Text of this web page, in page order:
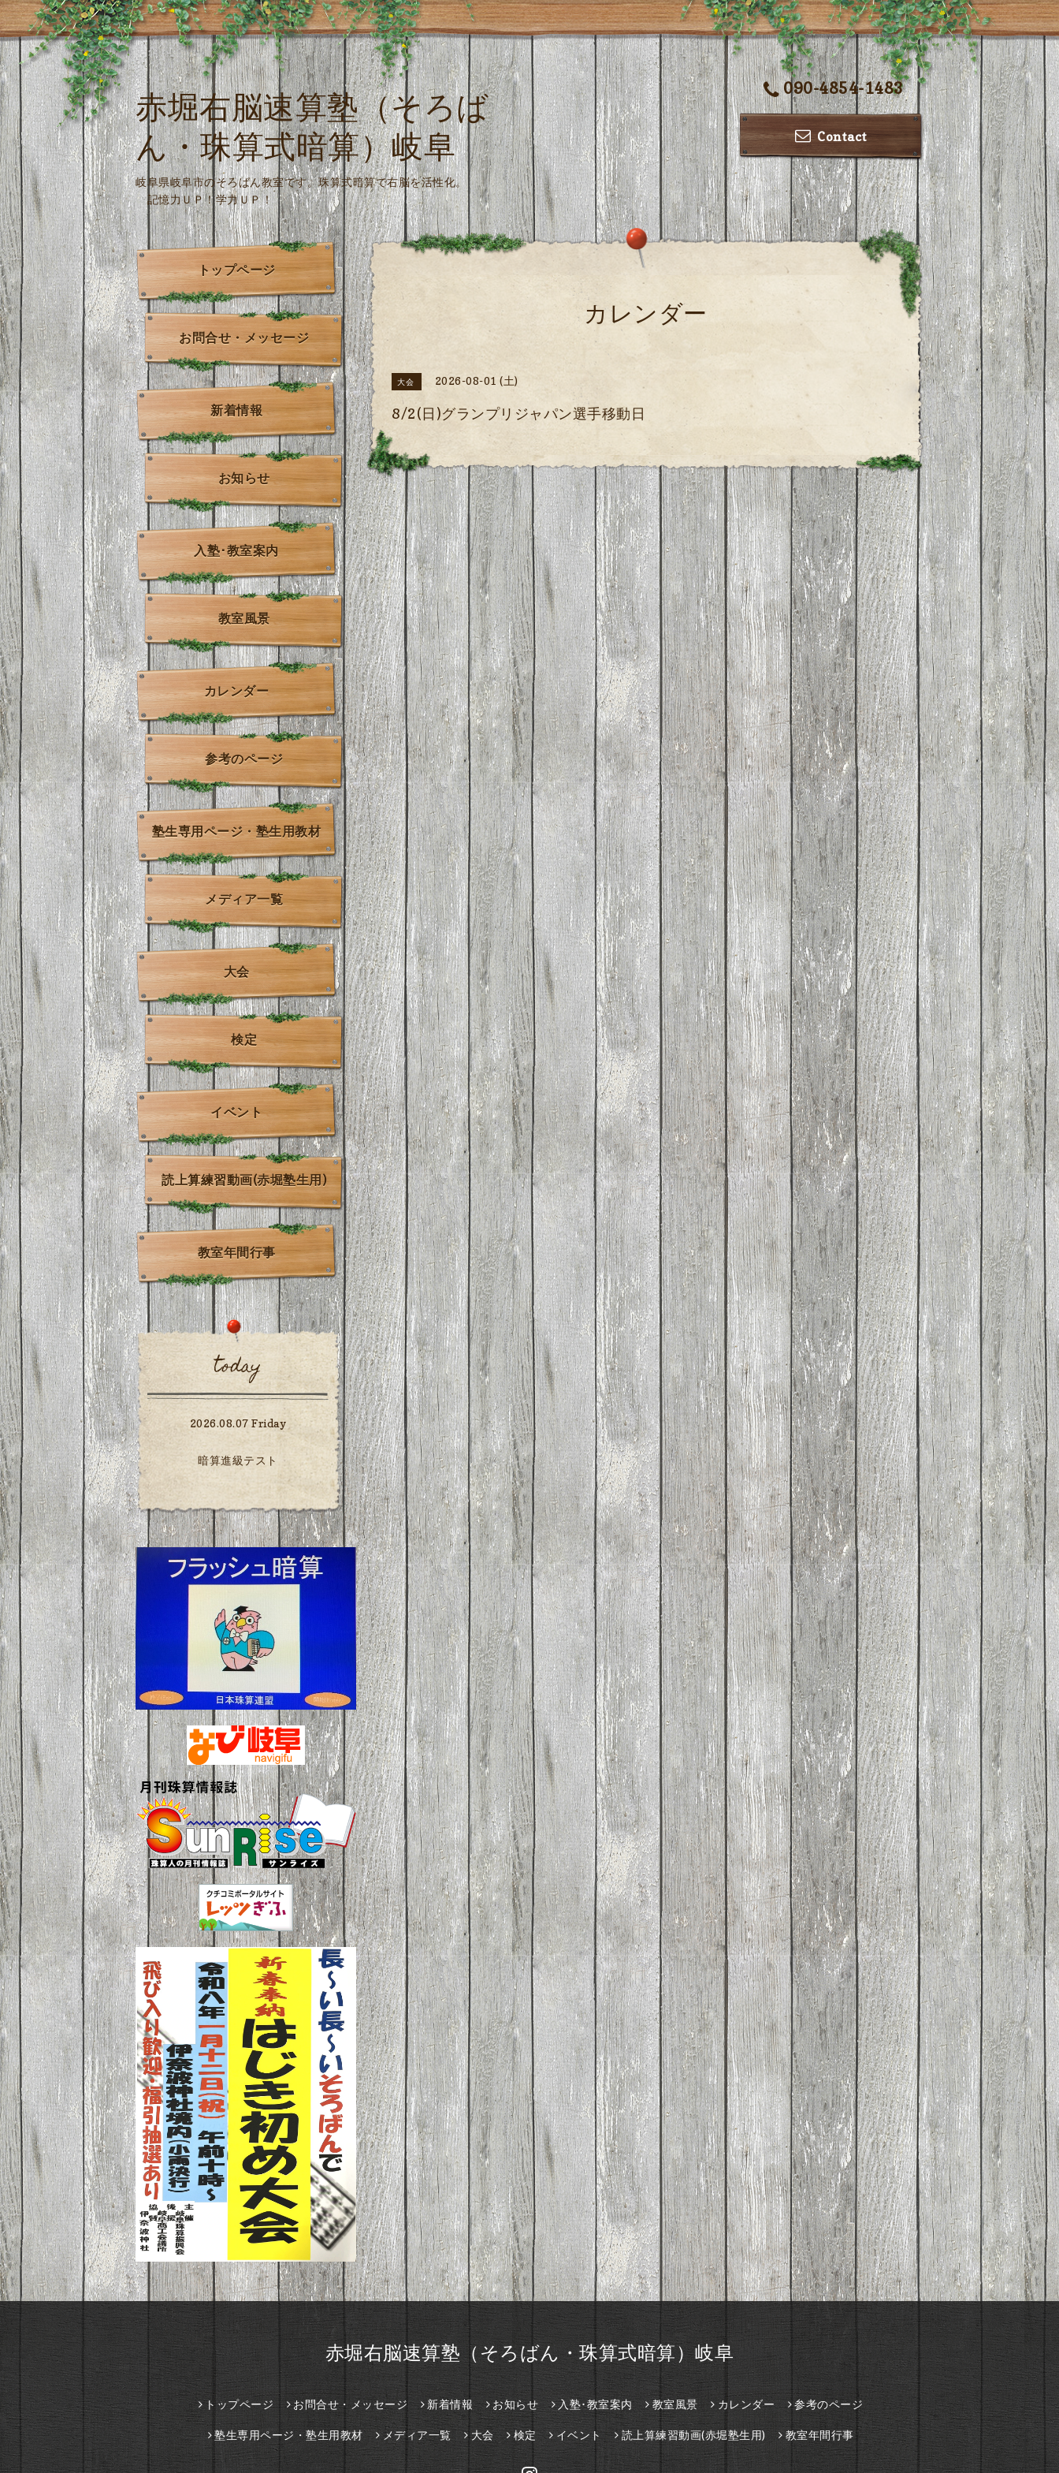
090-4854-1483
Contact
赤堀右脳速算塾（そろば
ん・珠算式暗算）岐阜
岐阜県岐阜市のそろばん教室です。珠算式暗算で右脳を活性化。
記憶力ＵＰ！学力ＵＰ！
カレンダー
大会 2026-08-01 (土)
8/2(日)グランプリジャパン選手移動日
トップページ
お問合せ・メッセージ
新着情報
お知らせ
入塾･教室案内
教室風景
カレンダー
参考のページ
塾生専用ページ・塾生用教材
メディア一覧
大会
検定
イベント
読上算練習動画(赤堀塾生用)
教室年間行事
today
2026.08.07 Friday
暗算進級テスト
赤堀右脳速算塾（そろばん・珠算式暗算）岐阜
トップページ お問合せ・メッセージ 新着情報 お知らせ 入塾･教室案内 教室風景 カレンダー 参考のページ
塾生専用ページ・塾生用教材 メディア一覧 大会 検定 イベント 読上算練習動画(赤堀塾生用) 教室年間行事